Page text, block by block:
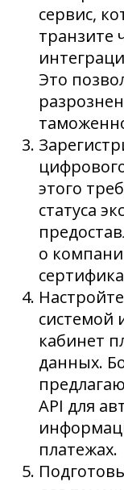
сервис,
транзите
Это
этого
статуса
о
системой
кабинет
данных.
API для
платежах.